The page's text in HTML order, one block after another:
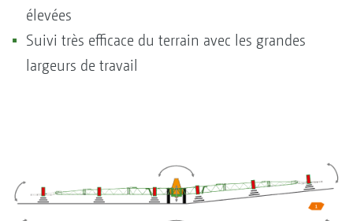
élevées
Suivi très efficace du terrain avec les grandes
largeurs de travail